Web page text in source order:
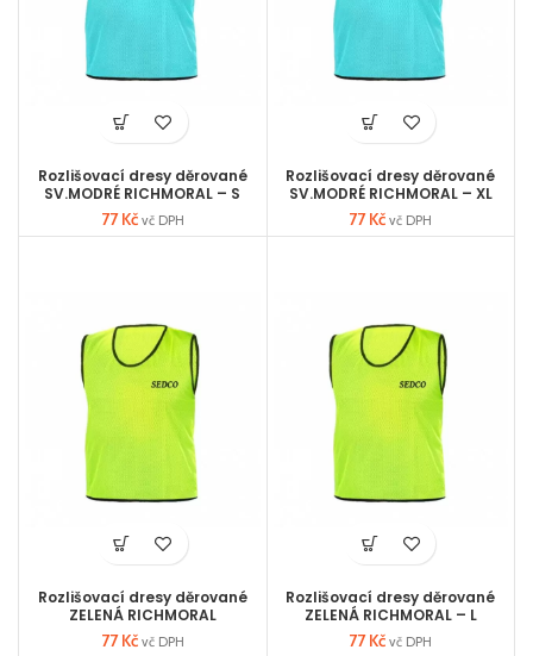
Rozlišovací dresy děrované
SV.MODRÉ RICHMORAL – S
77Kč vč DPH
Rozlišovací dresy děrované
SV.MODRÉ RICHMORAL – XL
77Kč vč DPH
Rozlišovací dresy děrované
ZELENÁ RICHMORAL
77Kč vč DPH
Rozlišovací dresy děrované
ZELENÁ RICHMORAL – L
77Kč vč DPH